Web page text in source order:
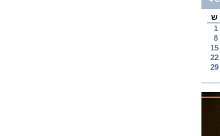
ש
1
8
15
22
29